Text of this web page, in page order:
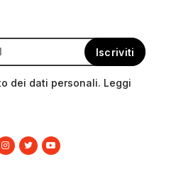
dei dati personali. Leggi